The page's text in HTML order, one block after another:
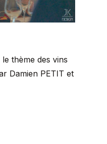
thème des vins
Damien PETIT et